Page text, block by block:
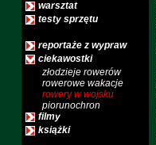
warsztat
testy sprzętu
reportaże z wypraw
ciekawostki
złodzieje rowerów
rowerowe wakacje
rowery w wojsku
piorunochron
filmy
książki